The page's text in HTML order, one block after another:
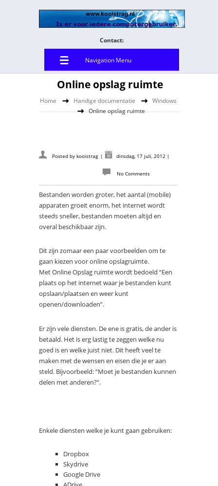
Contact:
Navigation Menu
Home Handige documentatie
Windows
Online opslag ruimte
Online opslag ruimte
Posted by kooistrag | dinsdag, 17 juli, 2012 |
No Comments
Bestanden worden groter, het aantal (mobile)
apparaten groeit enorm, het internet wordt
steeds sneller, bestanden moeten altijd en
overal beschikbaar zijn.
Dit zijn zomaar een paar voorbeelden om te
gaan kiezen voor online opslagruimte.
Met Online Opslag ruimte wordt bedoeld “Een
plaats op het internet waar je bestanden kunt
opslaan/plaatsen en weer kunt
openen/downloaden”.
Er zijn vele diensten. De ene is gratis, de ander is
betaald. Het is erg lastig te zeggen welke nu
goed is en welke juist niet. Dit heeft veel te
maken met de wensen en eisen die je er aan
steld. Bijvoorbeeld: “Moet je bestanden kunnen
delen met anderen?”.
Enkele diensten welke je kunt gaan gebruiken:
Dropbox
Skydrive
Google Drive